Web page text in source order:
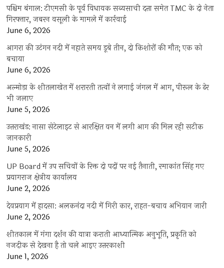
पश्चिम बंगाल: टीएमसी के पूर्व विधायक सब्यसाची दत्ता समेत TMC के दो नेता
गिरफ्तार, जबरन वसूली के मामले में कार्रवाई
June 6, 2026
आगरा की उटंगन नदी में नहाते समय डूबे तीन, दो किशोरों की मौत; एक को
बचाया
June 6, 2026
अल्मोड़ा के शीतलाखेत में शरारती तत्वों ने लगाई जंगल में आग, पीरूल के ढेर
भी जलाए
June 5, 2026
उत्तराखंड: नासा सेटेलाइट से आरक्षित वन में लगी आग की मिल रही सटीक
जानकारी
June 5, 2026
UP Board में उप सचिवों के रिक्त दो पदों पर नई तैनाती, रमाकांत सिंह गए
प्रयागराज क्षेत्रीय कार्यालय
June 2, 2026
देवप्रयाग में हादसा: अलकनंदा नदी में गिरी कार, राहत-बचाव अभियान जारी
June 2, 2026
शीतकाल में गंगा दर्शन की यात्रा कराती आध्यात्मिक अनुभूति, प्रकृति को
नजदीक से देखना है तो चले आइए उत्तरकाशी
June 1, 2026